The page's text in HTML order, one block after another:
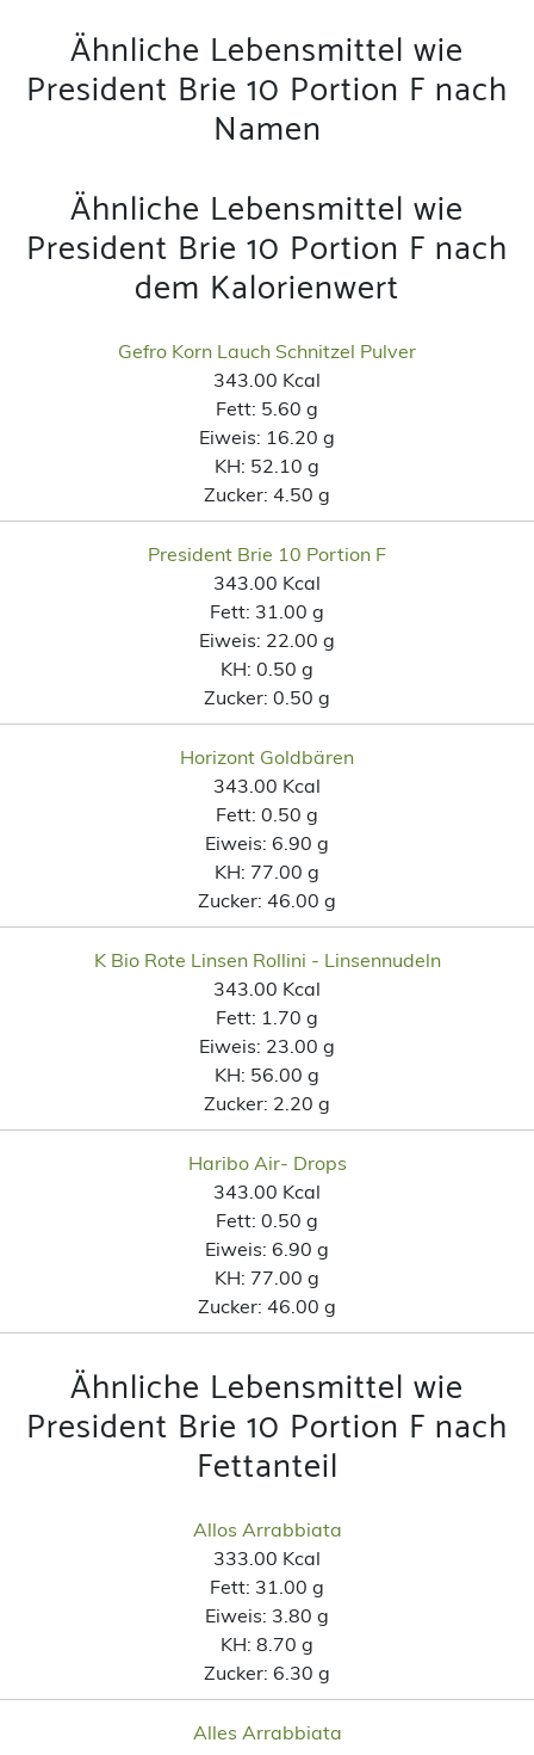
Ähnliche Lebensmittel wie
President Brie 10 Portion F nach
Namen
Ähnliche Lebensmittel wie
President Brie 10 Portion F nach
dem Kalorienwert
Gefro Korn Lauch Schnitzel Pulver
343.00 Kcal
Fett: 5.60 g
Eiweis: 16.20 g
KH: 52.10 g
Zucker: 4.50 g
President Brie 10 Portion F
343.00 Kcal
Fett: 31.00 g
Eiweis: 22.00 g
KH: 0.50 g
Zucker: 0.50 g
Horizont Goldbären
343.00 Kcal
Fett: 0.50 g
Eiweis: 6.90 g
KH: 77.00 g
Zucker: 46.00 g
K Bio Rote Linsen Rollini - Linsennudeln
343.00 Kcal
Fett: 1.70 g
Eiweis: 23.00 g
KH: 56.00 g
Zucker: 2.20 g
Haribo Air- Drops
343.00 Kcal
Fett: 0.50 g
Eiweis: 6.90 g
KH: 77.00 g
Zucker: 46.00 g
Ähnliche Lebensmittel wie
President Brie 10 Portion F nach
Fettanteil
Allos Arrabbiata
333.00 Kcal
Fett: 31.00 g
Eiweis: 3.80 g
KH: 8.70 g
Zucker: 6.30 g
Alles Arrabbiata